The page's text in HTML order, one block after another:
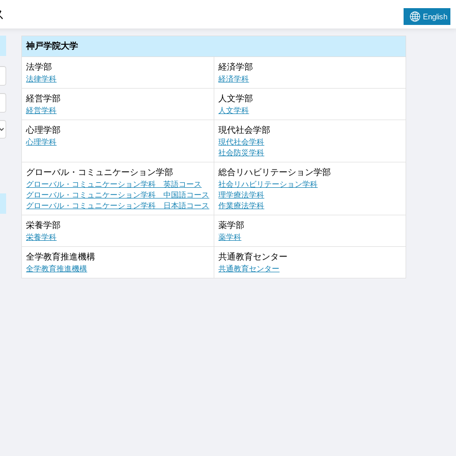
English
神戸学院大学
法学部
法律学科
経済学部
経済学科
経営学部
経営学科
人文学部
人文学科
心理学部
心理学科
現代社会学部
現代社会学科
社会防災学科
グローバル・コミュニケーション学部
グローバル・コミュニケーション学科 英語コース
グローバル・コミュニケーション学科 中国語コース
グローバル・コミュニケーション学科 日本語コース
総合リハビリテーション学部
社会リハビリテーション学科
理学療法学科
作業療法学科
栄養学部
栄養学科
薬学部
薬学科
全学教育推進機構
全学教育推進機構
共通教育センター
共通教育センター